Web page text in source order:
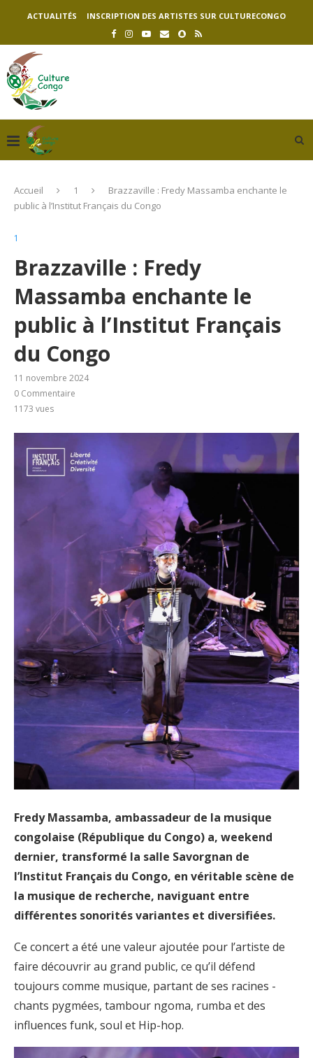
ACTUALITÉS INSCRIPTION DES ARTISTES SUR CULTURECONGO
Accueil 1
Brazzaville : Fredy Massamba enchante le
public à l’Institut Français du Congo
1
Brazzaville : Fredy
Massamba enchante le
public à l’Institut Français
du Congo
11 novembre 2024
0 Commentaire
1173 vues
Fredy Massamba, ambassadeur de la musique
congolaise (République du Congo) a, weekend
dernier, transformé la salle Savorgnan de
l’Institut Français du Congo, en véritable scène de
la musique de recherche, naviguant entre
différentes sonorités variantes et diversifiées.
Ce concert a été une valeur ajoutée pour l’artiste de
faire découvrir au grand public, ce qu’il défend
toujours comme musique, partant de ses racines -
chants pygmées, tambour ngoma, rumba et des
influences funk, soul et Hip-hop.